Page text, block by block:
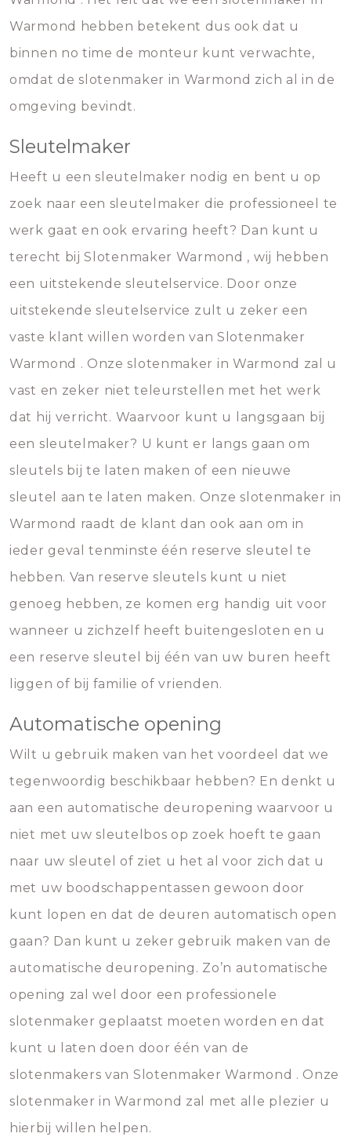
Warmond hebben betekent dus ook dat u
binnen no time de monteur kunt verwachte,
omdat de slotenmaker in Warmond zich al in de
omgeving bevindt.
Sleutelmaker
Heeft u een sleutelmaker nodig en bent u op
zoek naar een sleutelmaker die professioneel te
werk gaat en ook ervaring heeft? Dan kunt u
terecht bij Slotenmaker Warmond , wij hebben
een uitstekende sleutelservice. Door onze
uitstekende sleutelservice zult u zeker een
vaste klant willen worden van Slotenmaker
Warmond . Onze slotenmaker in Warmond zal u
vast en zeker niet teleurstellen met het werk
dat hij verricht. Waarvoor kunt u langsgaan bij
een sleutelmaker? U kunt er langs gaan om
sleutels bij te laten maken of een nieuwe
sleutel aan te laten maken. Onze slotenmaker in
Warmond raadt de klant dan ook aan om in
ieder geval tenminste één reserve sleutel te
hebben. Van reserve sleutels kunt u niet
genoeg hebben, ze komen erg handig uit voor
wanneer u zichzelf heeft buitengesloten en u
een reserve sleutel bij één van uw buren heeft
liggen of bij familie of vrienden.
Automatische opening
Wilt u gebruik maken van het voordeel dat we
tegenwoordig beschikbaar hebben? En denkt u
aan een automatische deuropening waarvoor u
niet met uw sleutelbos op zoek hoeft te gaan
naar uw sleutel of ziet u het al voor zich dat u
met uw boodschappentassen gewoon door
kunt lopen en dat de deuren automatisch open
gaan? Dan kunt u zeker gebruik maken van de
automatische deuropening. Zo’n automatische
opening zal wel door een professionele
slotenmaker geplaatst moeten worden en dat
kunt u laten doen door één van de
slotenmakers van Slotenmaker Warmond . Onze
slotenmaker in Warmond zal met alle plezier u
hierbij willen helpen.